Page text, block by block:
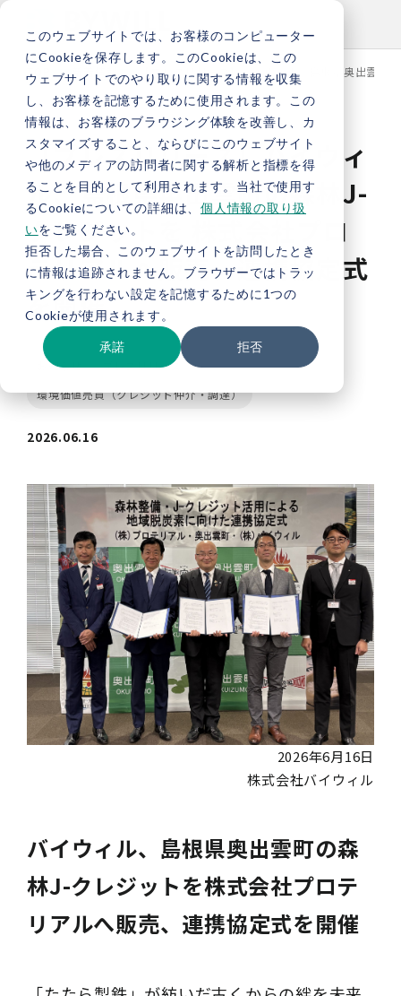
このウェブサイトでは、お客様のコンピューター
にCookieを保存します。このCookieは、この
ウェブサイトでのやり取りに関する情報を収集
し、お客様を記憶するために使用されます。この
情報は、お客様のブラウジング体験を改善し、カ
スタマイズすること、ならびにこのウェブサイト
や他のメディアの訪問者に関する解析と指標を得
ることを目的として利用されます。当社で使用す
るCookieについての詳細は、 個人情報の取り扱
いをご覧ください。
拒否した場合、このウェブサイトを訪問したとき
に情報は追跡されません。ブラウザーではトラッ
キングを行わない設定を記憶するために1つの
Cookieが使用されます。
承諾 拒否
TOP 新着情報 【プレスリリース】バイウィル、島根県奥出雲
【プレスリリース】バイウィ
ル、島根県奥出雲町の森林J-
クレジットを 株式会社プロ
テリアルへ販売、連携協定式
を開催
お知らせ
プレスリリース
環境価値売買（クレジット仲介・調達）
2026.06.16
2026年6月16日
株式会社バイウィル
バイウィル、島根県奥出雲町の森
林J-クレジットを株式会社プロテ
リアルへ販売、連携協定式を開催